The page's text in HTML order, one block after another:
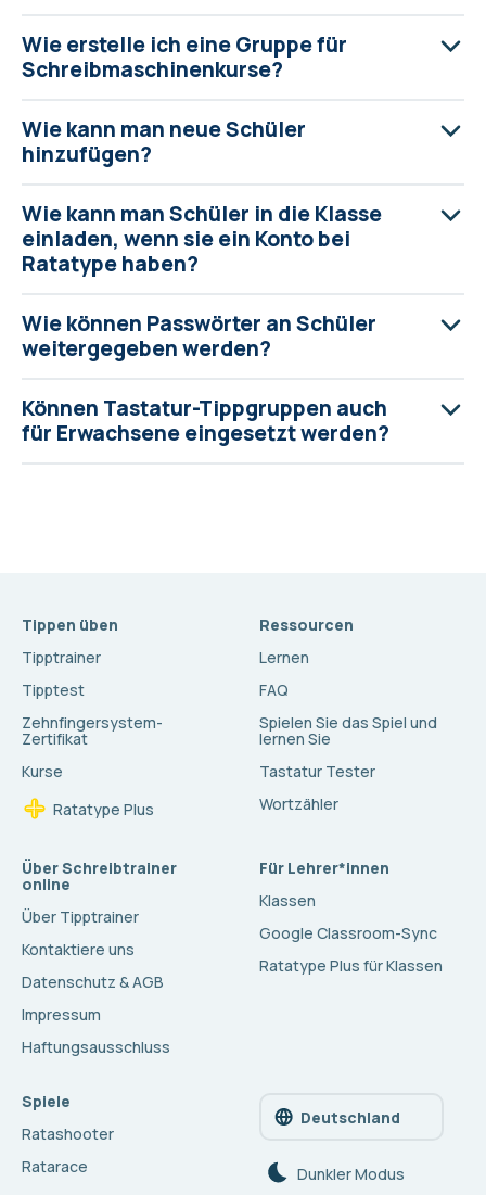
Wie erstelle ich eine Gruppe für
Schreibmaschinenkurse?
Wie kann man neue Schüler
hinzufügen?
Wie kann man Schüler in die Klasse
einladen, wenn sie ein Konto bei
Ratatype haben?
Wie können Passwörter an Schüler
weitergegeben werden?
Können Tastatur-Tippgruppen auch
für Erwachsene eingesetzt werden?
Tippen üben
Tipptrainer
Tipptest
Zehnfingersystem-
Zertifikat
Kurse
Ratatype Plus
Ressourcen
Lernen
FAQ
Spielen Sie das Spiel und
lernen Sie
Tastatur Tester
Wortzähler
Über Schreibtrainer
online
Über Tipptrainer
Kontaktiere uns
Datenschutz & AGB
Impressum
Haftungsausschluss
Für Lehrer*innen
Klassen
Google Classroom-Sync
Ratatype Plus für Klassen
Spiele
Ratashooter
Ratarace
Deutschland
Dunkler Modus